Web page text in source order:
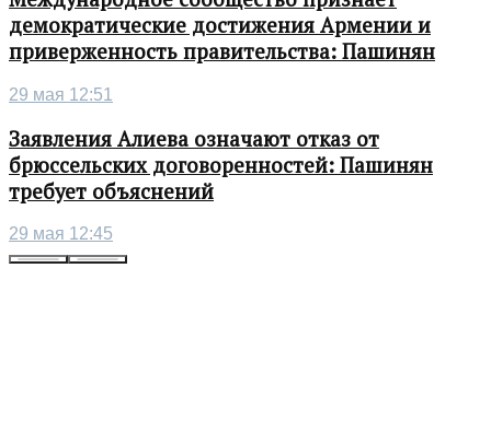
демократические достижения Армении и
приверженность правительства: Пашинян
29 мая 12:51
Заявления Алиева означают отказ от
брюссельских договоренностей: Пашинян
требует объяснений
29 мая 12:45